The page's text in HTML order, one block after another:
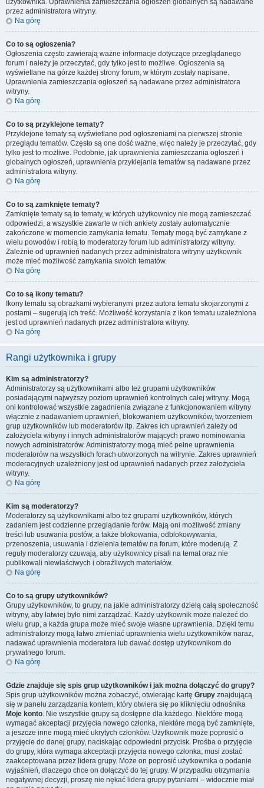
użytkownika. Uprawnienia zamieszczania ogłoszeń globalnych są nadawane
przez administratora witryny.
Na górę
Co to są ogłoszenia?
Ogłoszenia często zawierają ważne informacje dotyczące przeglądanego
forum i należy je przeczytać, gdy tylko jest to możliwe. Ogłoszenia są
wyświetlane na górze każdej strony forum, w którym zostały napisane.
Uprawnienia zamieszczania ogłoszeń są nadawane przez administratora
witryny.
Na górę
Co to są przyklejone tematy?
Przyklejone tematy są wyświetlane pod ogłoszeniami na pierwszej stronie
przeglądu tematów. Często są one dość ważne, więc należy je przeczytać, gdy
tylko jest to możliwe. Podobnie, jak uprawnienia zamieszczania ogłoszeń i
globalnych ogłoszeń, uprawnienia przyklejania tematów są nadawane przez
administratora witryny.
Na górę
Co to są zamknięte tematy?
Zamknięte tematy są to tematy, w których użytkownicy nie mogą zamieszczać
odpowiedzi, a wszystkie zawarte w nich ankiety zostały automatycznie
zakończone w momencie zamykania tematu. Tematy mogą być zamykane z
wielu powodów i robią to moderatorzy forum lub administratorzy witryny.
Zależnie od uprawnień nadanych przez administratora witryny użytkownik
może mieć możliwość zamykania swoich tematów.
Na górę
Co to są ikony tematu?
Ikony tematu są obrazkami wybieranymi przez autora tematu skojarzonymi z
postami – sugerują ich treść. Możliwość korzystania z ikon tematu uzależniona
jest od uprawnień nadanych przez administratora witryny.
Na górę
Rangi użytkownika i grupy
Kim są administratorzy?
Administratorzy są użytkownikami albo też grupami użytkowników
posiadającymi najwyższy poziom uprawnień kontrolnych całej witryny. Mogą
oni kontrolować wszystkie zagadnienia związane z funkcjonowaniem witryny
włącznie z nadawaniem uprawnień, blokowaniem użytkowników, tworzeniem
grup użytkowników lub moderatorów itp. Zakres ich uprawnień zależy od
założyciela witryny i innych administratorów mających prawo nominowania
nowych administratorów. Administratorzy mogą mieć pełne uprawnienia
moderatorów na wszystkich forach utworzonych na witrynie. Zakres uprawnień
moderacyjnych uzależniony jest od uprawnień nadanych przez założyciela
witryny.
Na górę
Kim są moderatorzy?
Moderatorzy są użytkownikami albo też grupami użytkowników, których
zadaniem jest codzienne przeglądanie forów. Mają oni możliwość zmiany
treści lub usuwania postów, a także blokowania, odblokowywania,
przenoszenia, usuwania i dzielenia tematów na forum, które moderują. Z
reguły moderatorzy czuwają, aby użytkownicy pisali na temat oraz nie
publikowali niewłaściwych i obraźliwych materiałów.
Na górę
Co to są grupy użytkowników?
Grupy użytkowników, to grupy, na jakie administratorzy dzielą całą społeczność
witryny, aby łatwiej było nimi zarządzać. Każdy użytkownik może należeć do
wielu grup, a każda grupa może mieć swoje własne uprawnienia. Dzięki temu
administratorzy mogą łatwo zmieniać uprawnienia wielu użytkowników naraz,
nadawać uprawnienia moderatora lub dawać dostęp użytkownikom do
prywatnego forum.
Na górę
Gdzie znajduje się spis grup użytkowników i jak można dołączyć do grupy?
Spis grup użytkowników można zobaczyć, otwierając kartę Grupy znajdującą
się w panelu zarządzania kontem, który otwiera się po kliknięciu odnośnika
Moje konto. Nie wszystkie grupy są dostępne dla każdego. Niektóre mogą
wymagać akceptacji przyjęcia nowego członka, niektóre mogą być zamknięte,
a jeszcze inne mogą mieć ukrytych członków. Użytkownik może poprosić o
przyjęcie do danej grupy, naciskając odpowiedni przycisk. Prośba o przyjęcie
do grupy, która wymaga akceptacji przyjęcia nowego członka, musi zostać
zaakceptowana przez lidera grupy. Może on poprosić użytkownika o podanie
wyjaśnień, dlaczego chce on dołączyć do tej grupy. W przypadku otrzymania
negatywnej decyzji, proszę nie nękać lidera grupy pytaniami – widocznie miał